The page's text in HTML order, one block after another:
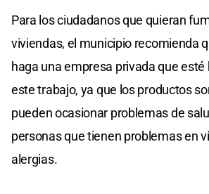
Para los ciudadanos que quieran
viviendas, el municipio recomienda
haga una empresa privada que
este trabajo, ya que los productos
pueden ocasionar problemas de
personas que tienen problemas en
alergias.